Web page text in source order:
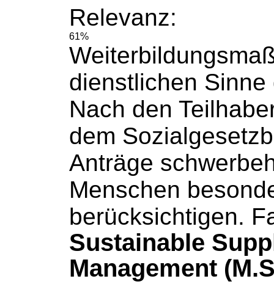
Relevanz:
61%
dienstlichen
Nach den
dem
Anträge
Menschen
berücksichtigen.
Sustainable
Management